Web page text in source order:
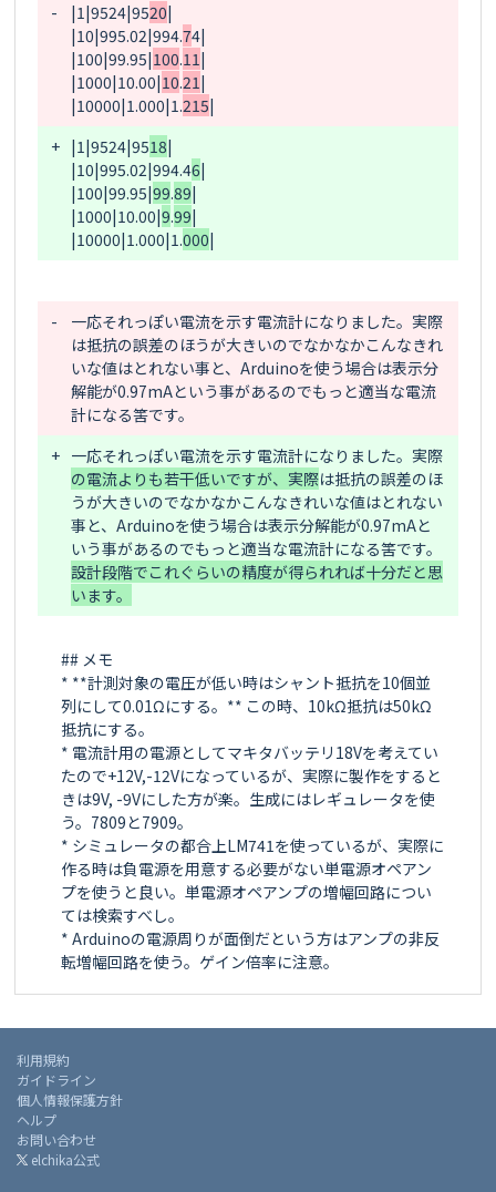
-
|1|9524|9520|
|10|995.02|994.74|
|100|99.95|100.11|
|1000|10.00|10.21|
|10000|1.000|1.215
+ |1|9524|9518|
|10|995.02|994.46|
|100|99.95|99.89|
|1000|10.00|9.99|
|10000|1.000|1.000
-
一応それっぽい電流を示す電流計になりました。実際
は抵抗の誤差のほうが大きいのでなかなかこんなきれ
いな値はとれない事と、Arduinoを使う場合は表示分
解能が0.97mAという事があるのでもっと適当な電流
計になる筈です。
+ 一応それっぽい電流を示す電流計になりました。実際
の電流よりも若干低いですが、実際は抵抗の誤差のほ
うが大きいのでなかなかこんなきれいな値はとれない
事と、Arduinoを使う場合は表示分解能が0.97mAと
いう事があるのでもっと適当な電流計になる筈です。
設計段階でこれぐらいの精度が得られれば十分だと思
います。
## メモ
* **計測対象の電圧が低い時はシャント抵抗を10個並
列にして0.01Ωにする。** この時、10kΩ抵抗は50kΩ
抵抗にする。
* 電流計用の電源としてマキタバッテリ18Vを考えてい
たので+12V,-12Vになっているが、実際に製作をすると
きは9V, -9Vにした方が楽。生成にはレギュレータを使
う。7809と7909。
* シミュレータの都合上LM741を使っているが、実際に
作る時は負電源を用意する必要がない単電源オペアン
プを使うと良い。単電源オペアンプの増幅回路につい
ては検索すべし。
* Arduinoの電源周りが面倒だという方はアンプの非反
利用規約
ガイドライン
個人情報保護方針
ヘルプ
お問い合わせ
elchika公式